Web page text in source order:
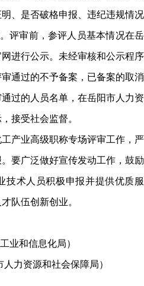
、是否破格申报、违纪违规情况
评审前，参评人员基本情况在岳
进行公示。未经审核和公示程序
通过的不予备案，已备案的取消
过的人员名单，在岳阳市人力资
接受社会监督。
业高级职称专场评审工作，严
要广泛做好宣传发动工作，鼓励
技术人员积极申报并提供优质服
队伍创新创业。
和信息化局）
资源和社会保障局）